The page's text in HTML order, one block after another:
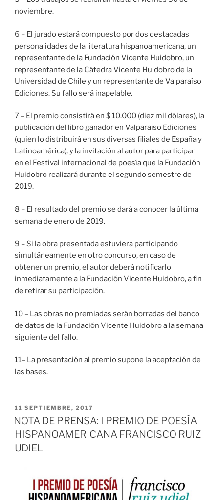
noviembre.
6 – El jurado estará compuesto por dos destacadas
personalidades de la literatura hispanoamericana, un
representante de la Fundación Vicente Huidobro, un
representante de la Cátedra Vicente Huidobro de la
Universidad de Chile y un representante de Valparaíso
Ediciones. Su fallo será inapelable.
7 – El premio consistirá en $ 10.000 (diez mil dólares), la
publicación del libro ganador en Valparaíso Ediciones
(quien lo distribuirá en sus diversas filiales de España y
Latinoamérica), y la invitación al autor para participar
en el Festival internacional de poesía que la Fundación
Huidobro realizará durante el segundo semestre de
2019.
8 – El resultado del premio se dará a conocer la última
semana de enero de 2019.
9 – Si la obra presentada estuviera participando
simultáneamente en otro concurso, en caso de
obtener un premio, el autor deberá notificarlo
inmediatamente a la Fundación Vicente Huidobro, a fin
de retirar su participación.
10 – Las obras no premiadas serán borradas del banco
de datos de la Fundación Vicente Huidobro a la semana
siguiente del fallo.
11– La presentación al premio supone la aceptación de
las bases.
PUBLICADO
EL
11 SEPTIEMBRE, 2017
NOTA DE PRENSA: I PREMIO DE POESÍA
HISPANOAMERICANA FRANCISCO RUIZ
UDIEL